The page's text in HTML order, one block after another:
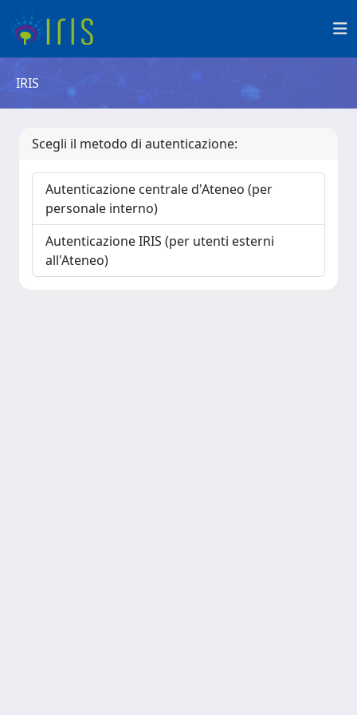
IRIS
Scegli il metodo di autenticazione:
Autenticazione centrale d'Ateneo (per
personale interno)
Autenticazione IRIS (per utenti esterni
all'Ateneo)